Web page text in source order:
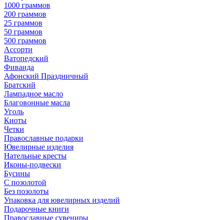
1000 граммов
200 граммов
25 граммов
50 граммов
500 граммов
Ассорти
Ватопедский
Фиваида
Афонский Праздничный
Братский
Лампадное масло
Благовонные масла
Уголь
Киоты
Четки
Православные подарки
Ювелирные изделия
Нательные кресты
Иконы-подвески
Бусины
С позолотой
Без позолоты
Упаковка для ювелирных изделий
Подарочные книги
Православные сувениры